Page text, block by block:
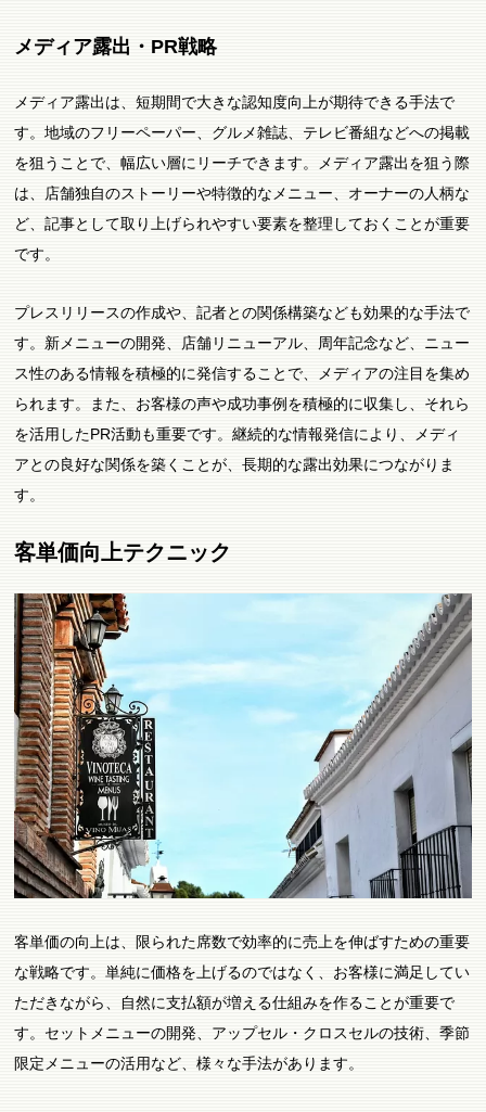
メディア露出・PR戦略
メディア露出は、短期間で大きな認知度向上が期待できる手法で
す。地域のフリーペーパー、グルメ雑誌、テレビ番組などへの掲載
を狙うことで、幅広い層にリーチできます。メディア露出を狙う際
は、店舗独自のストーリーや特徴的なメニュー、オーナーの人柄な
ど、記事として取り上げられやすい要素を整理しておくことが重要
です。
プレスリリースの作成や、記者との関係構築なども効果的な手法で
す。新メニューの開発、店舗リニューアル、周年記念など、ニュー
ス性のある情報を積極的に発信することで、メディアの注目を集め
られます。また、お客様の声や成功事例を積極的に収集し、それら
を活用したPR活動も重要です。継続的な情報発信により、メディ
アとの良好な関係を築くことが、長期的な露出効果につながりま
す。
客単価向上テクニック
客単価の向上は、限られた席数で効率的に売上を伸ばすための重要
な戦略です。単純に価格を上げるのではなく、お客様に満足してい
ただきながら、自然に支払額が増える仕組みを作ることが重要で
す。セットメニューの開発、アップセル・クロスセルの技術、季節
限定メニューの活用など、様々な手法があります。